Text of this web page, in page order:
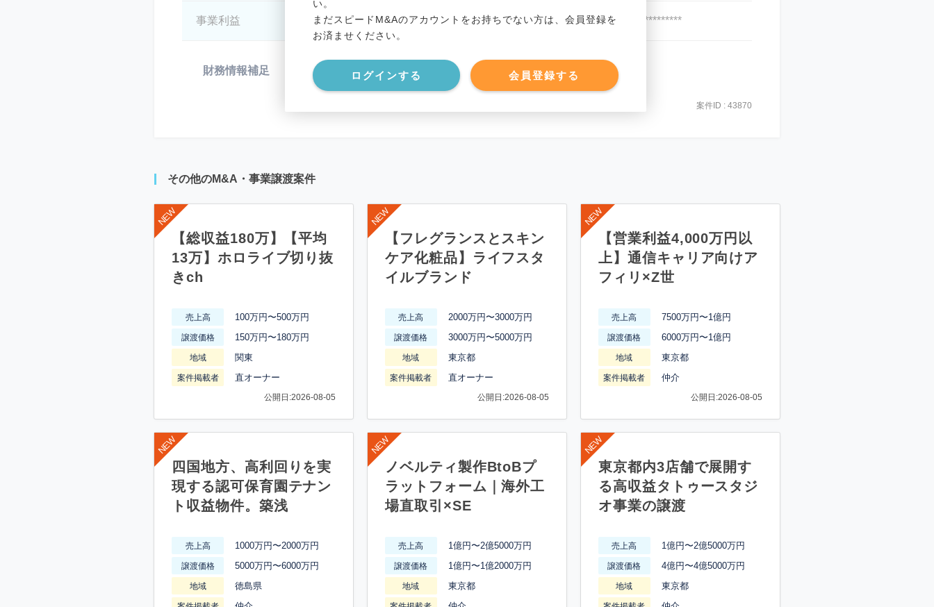
い。
まだスピードM&Aのアカウントをお持ちでない方は、会員登録を
お済ませください。
ログインする 会員登録する
事業利益 ******************** 事業負債 ********************
財務情報補足 ********************
案件ID : 43870
その他のM&A・事業譲渡案件
【総収益180万】【平均
13万】ホロライブ切り抜
きch
売上高 100万円〜500万円
譲渡価格 150万円〜180万円
地域 関東
案件掲載者 直オーナー
公開日:2026-08-05
【フレグランスとスキン
ケア化粧品】ライフスタ
イルブランド
売上高 2000万円〜3000万円
譲渡価格 3000万円〜5000万円
地域 東京都
案件掲載者 直オーナー
公開日:2026-08-05
【営業利益4,000万円以
上】通信キャリア向けア
フィリ×Z世
売上高 7500万円〜1億円
譲渡価格 6000万円〜1億円
地域 東京都
案件掲載者 仲介
公開日:2026-08-05
四国地方、高利回りを実
現する認可保育園テナン
ト収益物件。築浅
売上高 1000万円〜2000万円
譲渡価格 5000万円〜6000万円
地域 徳島県
ノベルティ製作BtoBプ
ラットフォーム｜海外工
場直取引×SE
売上高 1億円〜2億5000万円
譲渡価格 1億円〜1億2000万円
地域 東京都
東京都内3店舗で展開す
る高収益タトゥースタジ
オ事業の譲渡
売上高 1億円〜2億5000万円
譲渡価格 4億円〜4億5000万円
地域 東京都